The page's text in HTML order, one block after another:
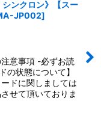
シンクロン》【スー
JP002]
注意事項 -必ずお読
の状態について】
ドに関しましては
せて頂いておりま